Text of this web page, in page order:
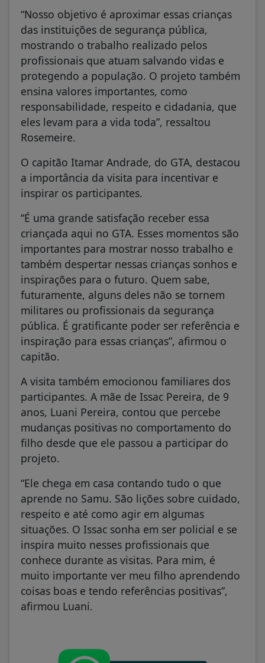
“Nosso objetivo é aproximar essas crianças
das instituições de segurança pública,
mostrando o trabalho realizado pelos
profissionais que atuam salvando vidas e
protegendo a população. O projeto também
ensina valores importantes, como
responsabilidade, respeito e cidadania, que
eles levam para a vida toda”, ressaltou
Rosemeire.
O capitão Itamar Andrade, do GTA, destacou
a importância da visita para incentivar e
inspirar os participantes.
“É uma grande satisfação receber essa
criançada aqui no GTA. Esses momentos são
importantes para mostrar nosso trabalho e
também despertar nessas crianças sonhos e
inspirações para o futuro. Quem sabe,
futuramente, alguns deles não se tornem
militares ou profissionais da segurança
pública. É gratificante poder ser referência e
inspiração para essas crianças”, afirmou o
capitão.
A visita também emocionou familiares dos
participantes. A mãe de Issac Pereira, de 9
anos, Luani Pereira, contou que percebe
mudanças positivas no comportamento do
filho desde que ele passou a participar do
projeto.
“Ele chega em casa contando tudo o que
aprende no Samu. São lições sobre cuidado,
respeito e até como agir em algumas
situações. O Issac sonha em ser policial e se
inspira muito nesses profissionais que
conhece durante as visitas. Para mim, é
muito importante ver meu filho aprendendo
coisas boas e tendo referências positivas”,
afirmou Luani.